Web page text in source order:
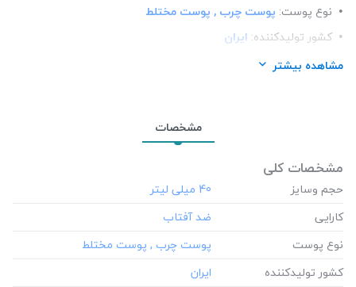
نوع پوست: پوست چرب , پوست مختلط
کشور تولید‎کننده:
ایران
SPF:
30
شرکت تولید کننده:
جنسیت:
مشاهده بیشتر
مشخصات
مشخصات کلی
حجم وسایز
‎40 میلی لیتر
کارایی
نوع پوست
کشور تولید‎کننده